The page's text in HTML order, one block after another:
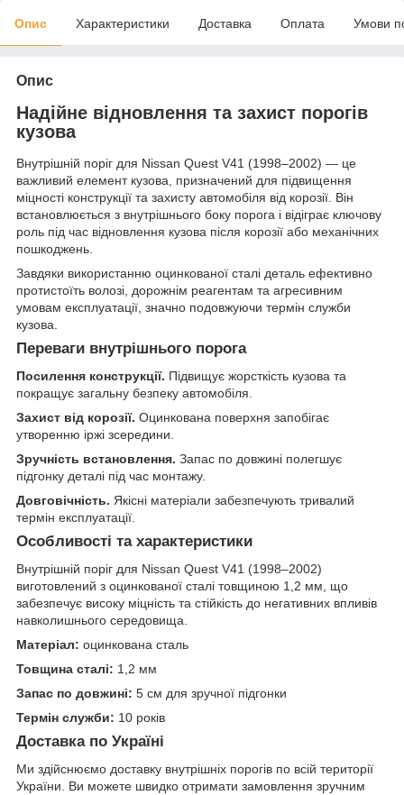
Опис Характеристики Доставка Оплата Умови
Опис
Надійне відновлення та захист порогів
кузова
Внутрішній поріг для Nissan Quest V41 (1998–2002) — це
важливий елемент кузова, призначений для підвищення
міцності конструкції та захисту автомобіля від корозії. Він
встановлюється з внутрішнього боку порога і відіграє ключову
роль під час відновлення кузова після корозії або механічних
пошкоджень.
Завдяки використанню оцинкованої сталі деталь ефективно
протистоїть волозі, дорожнім реагентам та агресивним
умовам експлуатації, значно подовжуючи термін служби
кузова.
Переваги внутрішнього порога
Посилення конструкції. Підвищує жорсткість кузова та
покращує загальну безпеку автомобіля.
Захист від корозії. Оцинкована поверхня запобігає
утворенню іржі зсередини.
Зручність встановлення. Запас по довжині полегшує
підгонку деталі під час монтажу.
Довговічність. Якісні матеріали забезпечують тривалий
термін експлуатації.
Особливості та характеристики
Внутрішній поріг для Nissan Quest V41 (1998–2002)
виготовлений з оцинкованої сталі товщиною 1,2 мм, що
забезпечує високу міцність та стійкість до негативних впливів
навколишнього середовища.
Матеріал: оцинкована сталь
Товщина сталі: 1,2 мм
Запас по довжині: 5 см для зручної підгонки
Термін служби: 10 років
Доставка по Україні
Ми здійснюємо доставку внутрішніх порогів по всій території
України. Ви можете швидко отримати замовлення зручним